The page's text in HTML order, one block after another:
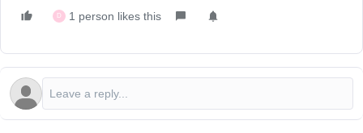
D 1 person likes this